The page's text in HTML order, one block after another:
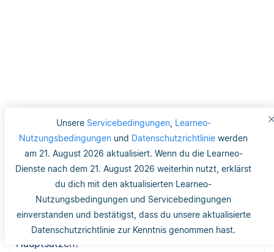
Unsere Servicebedingungen, Learneo-
Nutzungsbedingungen und Datenschutzrichtlinie werden
am 21. August 2026 aktualisiert. Wenn du die Learneo-
Dienste nach dem 21. August 2026 weiterhin nutzt, erklärst
du dich mit den aktualisierten Learneo-
Nutzungsbedingungen und Servicebedingungen
einverstanden und bestätigst, dass du unsere aktualisierte
Datenschutzrichtlinie zur Kenntnis genommen hast.
Wann kommt ein Komma vor ‚und‘?
Wann kommt kein Komma vor ‚und‘?
Kommt ein Komma vor ‚und‘ bei zwei
Hauptsätzen?